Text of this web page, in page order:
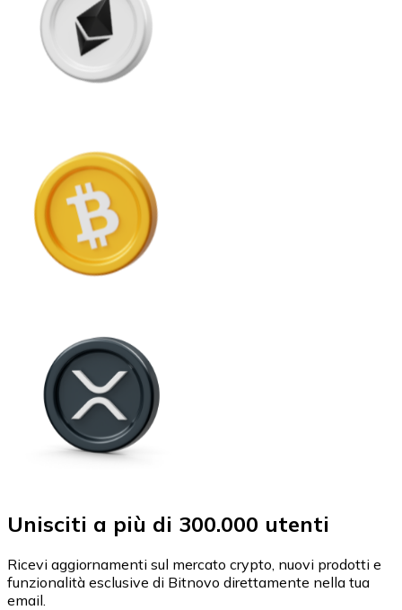
Unisciti a più di 300.000 utenti
Ricevi aggiornamenti sul mercato crypto, nuovi prodotti e
funzionalità esclusive di Bitnovo direttamente nella tua
email.